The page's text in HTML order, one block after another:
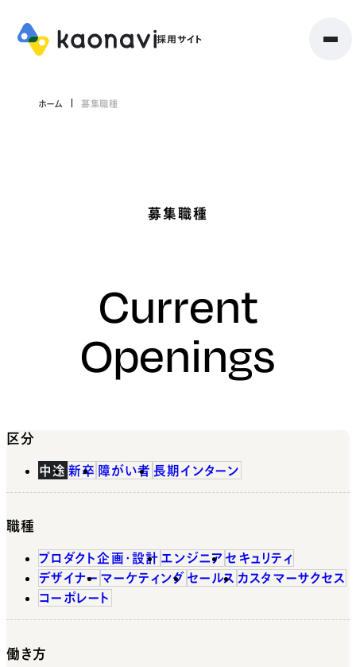
ホーム 募集職種
募集職種
Current
Openings
区分
中途 新卒 障がい者 長期インターン
職種
プロダクト企画・設計 エンジニア セキュリティ
デザイナー マーケティング セールス カスタマーサクセス
コーポレート
働き方